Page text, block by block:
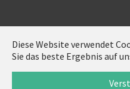
Diese Website verwendet
Sie das beste Ergebnis auf